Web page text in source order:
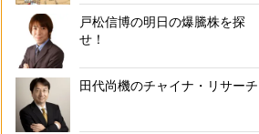
戸松信博の明日の爆騰株を探
せ！
田代尚機のチャイナ・リサーチ